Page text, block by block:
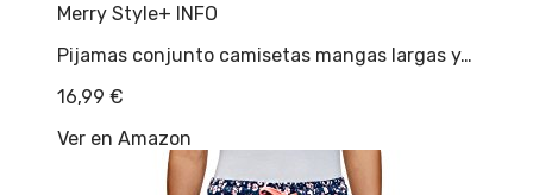
Merry Style+ INFO
Pijamas conjunto camisetas mangas largas y…
16,99 €
Ver en Amazon